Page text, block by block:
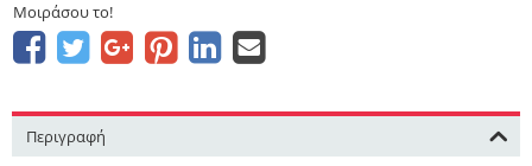
Μοιράσου το!
Περιγραφή